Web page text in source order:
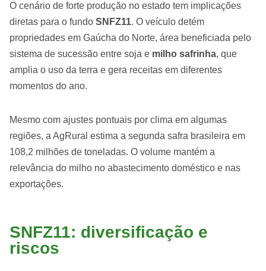
O cenário de forte produção no estado tem implicações
diretas para o fundo SNFZ11. O veículo detém
propriedades em Gaúcha do Norte, área beneficiada pelo
sistema de sucessão entre soja e milho safrinha, que
amplia o uso da terra e gera receitas em diferentes
momentos do ano.
Mesmo com ajustes pontuais por clima em algumas
regiões, a AgRural estima a segunda safra brasileira em
108,2 milhões de toneladas. O volume mantém a
relevância do milho no abastecimento doméstico e nas
exportações.
SNFZ11: diversificação e
riscos